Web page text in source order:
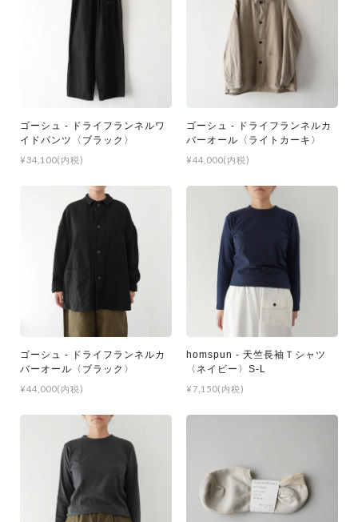
ゴーシュ - ドライフランネルワ
イドパンツ〈ブラック〉
¥34,100(内税)
ゴーシュ - ドライフランネルカ
バーオール〈ライトカーキ〉
¥44,000(内税)
ゴーシュ - ドライフランネルカ
バーオール〈ブラック〉
¥44,000(内税)
homspun - 天竺長袖Ｔシャツ
〈ネイビー〉S-L
¥7,150(内税)